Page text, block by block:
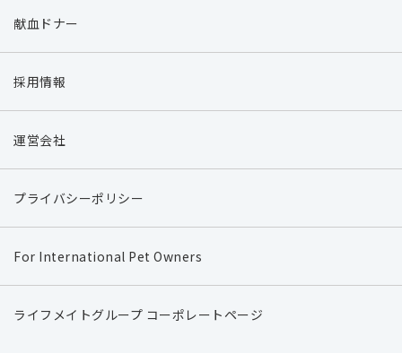
献血ドナー
採用情報
運営会社
プライバシーポリシー
For International Pet Owners
ライフメイトグループ コーポレートページ